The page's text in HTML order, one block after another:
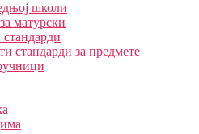
школи
матурски
стандарди за предмете